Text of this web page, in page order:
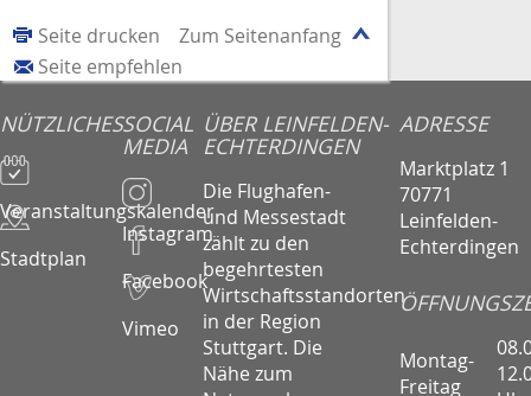
Zum Seitenanfang
Seite drucken
Seite empfehlen
NÜTZLICHES
Veranstaltungskalender
Stadtplan
SOCIAL
MEDIA
Instagram
Facebook
Vimeo
ÜBER LEINFELDEN-
ECHTERDINGEN
Die Flughafen-
und Messestadt
zählt zu den
begehrtesten
Wirtschaftsstandorten
in der Region
Stuttgart. Die
Nähe zum
ADRESSE
Marktplatz 1
70771
Leinfelden-
Echterdingen
Montag-
Freitag